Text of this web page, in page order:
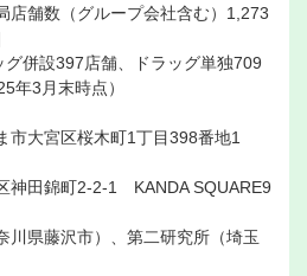
店舗数（グループ会社含む）1,273
併設397店舗、ドラッグ単独709
年3月末時点）
市大宮区桜木町1丁目398番地1
神田錦町2-2-1 KANDA SQUARE9
川県藤沢市）、第二研究所（埼玉